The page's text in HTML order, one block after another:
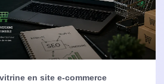
en site e-commerce